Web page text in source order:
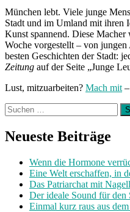
München lebt. Viele junge
Stadt und im Umland mit ihren
Kunst spannend. Diese
Woche vorgestellt – von
besten Geschichten der Stadt:
Zeitung auf der Seite „Junge
Lust, mitzuarbeiten? Mach mit
Suchen
nach:
Neueste Beiträge
Wenn die Hormone
Eine Welt erschaffen, in
Das Patriarchat mit
Der ideale Sound für den
Einmal kurz raus aus